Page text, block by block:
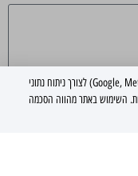
אתר זה עושה שימוש בקובצי Cookies ובפיקסלים (Google, Meta) לצורך ניתוח נתוני
השימוש באתר מהווה הסכמה